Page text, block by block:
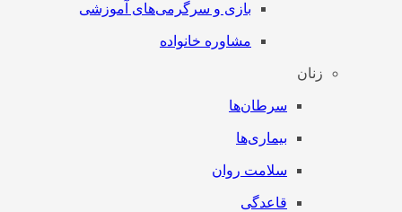
بازی و سرگرمی‌های آموزشی
مشاوره خانواده
زنان
سرطان‌‌ها
بیماری‌ها
سلامت روان
قاعدگی